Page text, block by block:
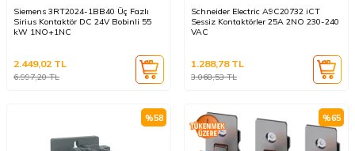
Siemens 3RT2024-1BB40 Üç Fazlı
Sirius Kontaktör DC 24V Bobinli 55
kW 1NO+1NC
6.997,20TL
2.449,02 TL
Schneider Electric A9C20732 iCT
Sessiz Kontaktörler 25A 2NO 230-240
VAC
3.068,53TL
1.288,78TL
%58 %65